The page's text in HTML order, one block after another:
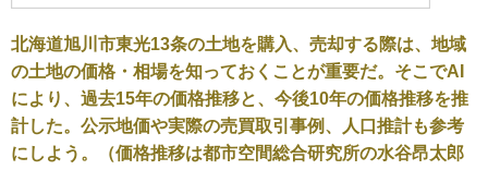
北海道旭川市東光13条の土地を購入、売却する際は、地域
の土地の価格・相場を知っておくことが重要だ。そこでAI
により、過去15年の価格推移と、今後10年の価格推移を推
計した。公示地価や実際の売買取引事例、人口推計も参考
にしよう。（価格推移は都市空間総合研究所の水谷昂太郎